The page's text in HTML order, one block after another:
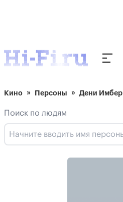
Кино Персоны Дени Имбер
Поиск по людям